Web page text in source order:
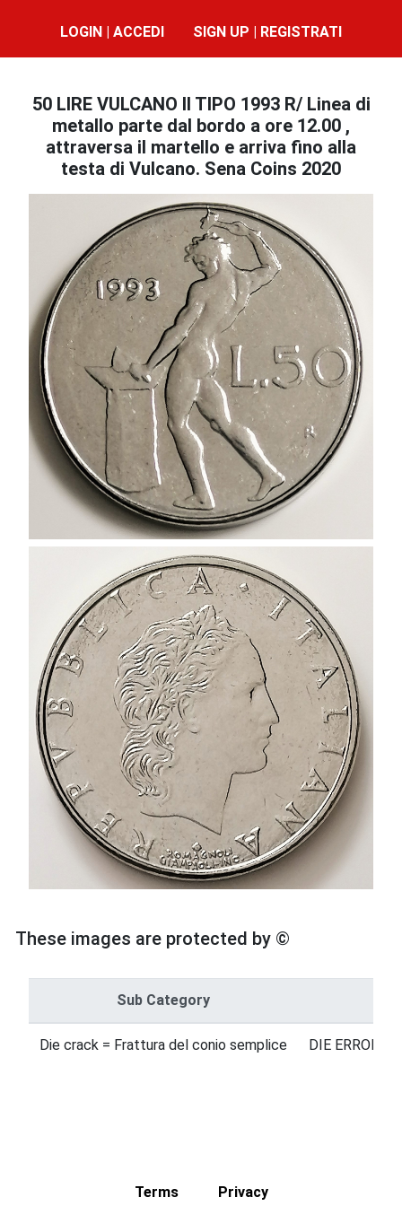
LOGIN | ACCEDI SIGN UP | REGISTRATI
50 LIRE VULCANO II TIPO 1993 R/ Linea di
metallo parte dal bordo a ore 12.00 ,
attraversa il martello e arriva fino alla
testa di Vulcano. Sena Coins 2020
These images are protected by ©
Sub Category
Die crack = Frattura del conio semplice DIE ERRORS
Terms Privacy